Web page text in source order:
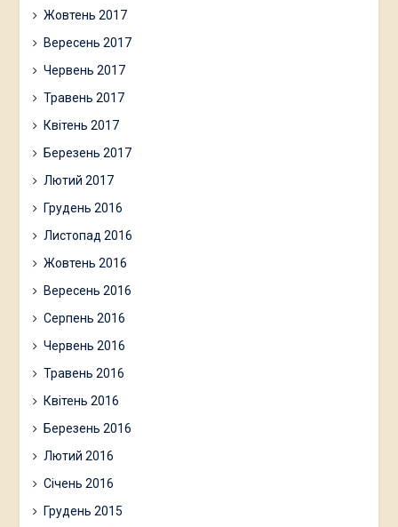
Жовтень 2017
Вересень 2017
Червень 2017
Травень 2017
Квітень 2017
Березень 2017
Лютий 2017
Грудень 2016
Листопад 2016
Жовтень 2016
Вересень 2016
Серпень 2016
Червень 2016
Травень 2016
Квітень 2016
Березень 2016
Лютий 2016
Січень 2016
Грудень 2015